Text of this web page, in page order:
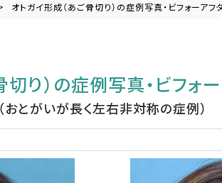
オトガイ形成（あご骨切り）の症例写真・ビフォーアフ
り）の症例写真・ビフォ
（おとがいが長く左右非対称の症例）